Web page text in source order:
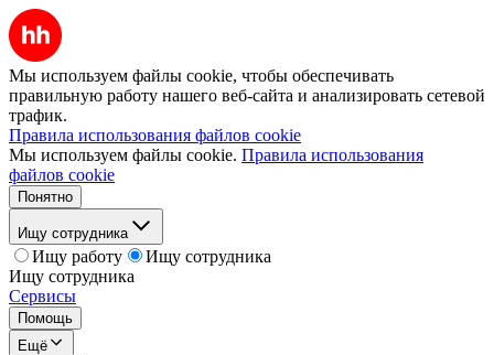
Мы используем файлы cookie, чтобы обеспечивать
правильную работу нашего веб-сайта и анализировать сетевой
трафик.
Правила использования файлов cookie
Мы используем файлы cookie. Правила использования
файлов cookie
Понятно
Ищу сотрудника
Ищу работу
Ищу сотрудника
Ищу сотрудника
Сервисы
Помощь
Ещё